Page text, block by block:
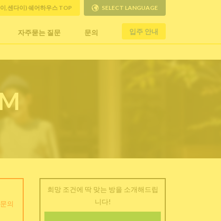
자주묻는 질문 문의 입주 안내
,센다이) 쉐어하우스 TOP SELECT LANGUAGE
의
희망 조건에 딱 맞는 방을 소개해드립
니다!